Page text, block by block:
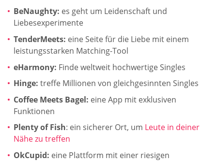
BeNaughty: es geht um Leidenschaft und
Liebesexperimente
TenderMeets: eine Seite für die Liebe mit einem
leistungsstarken Matching-Tool
eHarmony: Finde weltweit hochwertige Singles
Hinge: treffe Millionen von gleichgesinnten Singles
Coffee Meets Bagel: eine App mit exklusiven
Funktionen
Plenty of Fish: ein sicherer Ort, um Leute in deiner
Nähe zu treffen
OkCupid: eine Plattform mit einer riesigen